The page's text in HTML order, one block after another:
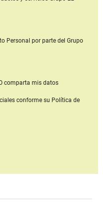
Personal por parte del Grupo
comparta mis datos
conforme su Política de